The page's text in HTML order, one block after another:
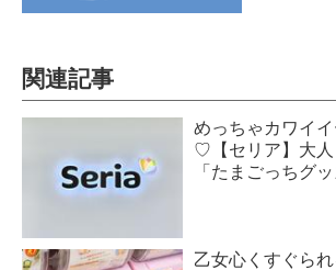
関連記事
めっちゃカワイ
♡【セリア】大人
「たまごっちグッ
乙女心くすぐられ